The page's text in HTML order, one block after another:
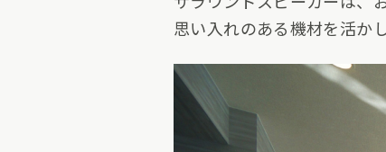
思い入れのある機材を活か